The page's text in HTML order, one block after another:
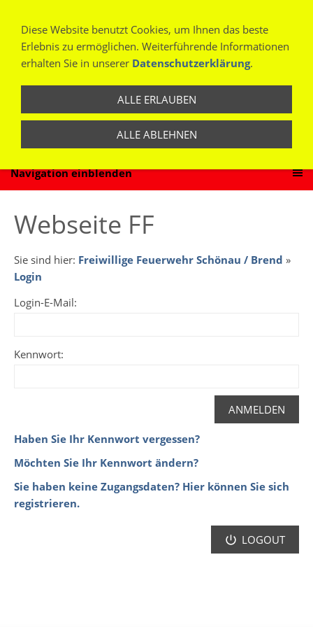
Navigation einblenden
Webseite FF
Sie sind hier: Freiwillige Feuerwehr Schönau / Brend »
Login
Login-E-Mail:
Kennwort:
Haben Sie Ihr Kennwort vergessen?
Möchten Sie Ihr Kennwort ändern?
Sie haben keine Zugangsdaten? Hier können Sie sich
registrieren.
LOGOUT
Diese Website benutzt Cookies, um Ihnen das beste
Erlebnis zu ermöglichen. Weiterführende Informationen
erhalten Sie in unserer Datenschutzerklärung.
ALLE ERLAUBEN
ALLE ABLEHNEN